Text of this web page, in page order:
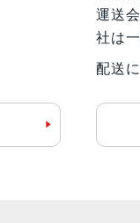
運送
社は
配送